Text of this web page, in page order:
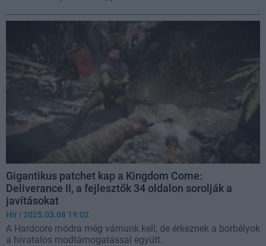
Gigantikus patchet kap a Kingdom Come:
Deliverance II, a fejlesztők 34 oldalon sorolják a
javításokat
Hír | 2025.03.08 19:02
A Hardcore módra még várnunk kell, de érkeznek a borbélyok
a hivatalos modtámogatással együtt.